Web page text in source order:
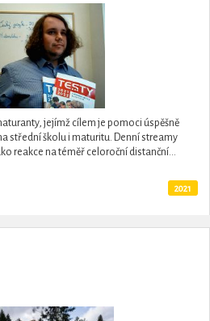
jejímž cílem je pomoci úspěšně
střední školu i maturitu. Denní streamy
reakce na téměř celoroční distanční...
2021